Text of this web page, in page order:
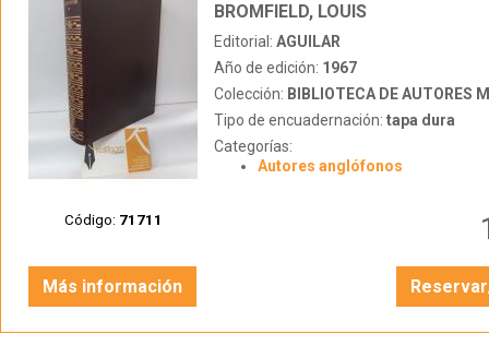
Código: 71711
BROMFIELD, LOUIS
Editorial: AGUILAR
Año de edición: 1967
Colección: BIBLIOTECA DE AUTORES
Tipo de encuadernación: tapa dura
Categorías:
Autores anglófonos
Más información